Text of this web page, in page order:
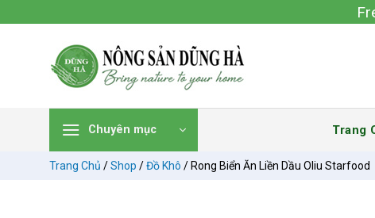
đến
Chuyên mục Trang
Trang Chủ /Shop /Đồ Khô / Rong Biển Ăn Liền Dầu Oliu Starfood